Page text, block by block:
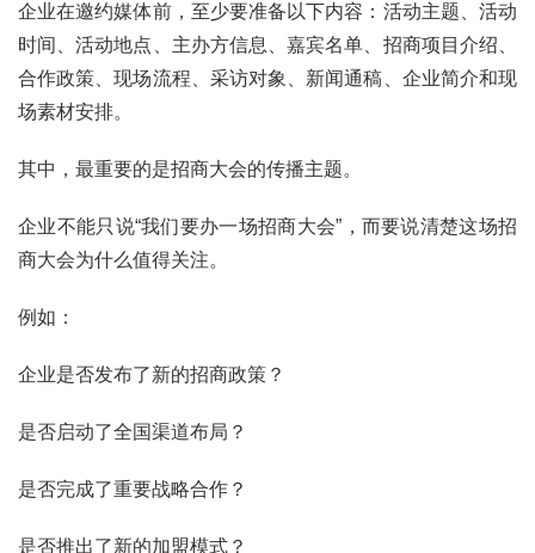
企业在邀约媒体前，至少要准备以下内容：活动主题、活动
时间、活动地点、主办方信息、嘉宾名单、招商项目介绍、
合作政策、现场流程、采访对象、新闻通稿、企业简介和现
场素材安排。
其中，最重要的是招商大会的传播主题。
企业不能只说“我们要办一场招商大会”，而要说清楚这场招
商大会为什么值得关注。
例如：
企业是否发布了新的招商政策？
是否启动了全国渠道布局？
是否完成了重要战略合作？
是否推出了新的加盟模式？